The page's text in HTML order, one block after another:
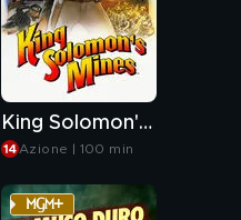
King Solomon's Mines
Azione | 100 min